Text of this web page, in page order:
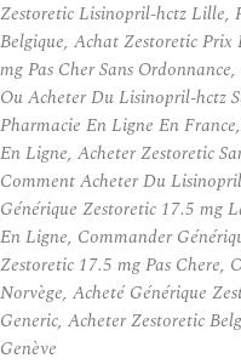
Zestoretic Lisinopril-hctz Lille,
Belgique, Achat Zestoretic
mg Pas Cher Sans
Ou Acheter Du Lisinopril-hctz
Pharmacie En Ligne En
En Ligne, Acheter Zestoretic
Comment Acheter Du
Générique Zestoretic 17.5 mg
En Ligne, Commander
Zestoretic 17.5 mg Pas Chere,
Norvège, Acheté Générique
Generic, Acheter Zestoretic
Genève